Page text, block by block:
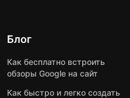
Блог
Как бесплатно встроить
обзоры Google на сайт
Как быстро и легко создать